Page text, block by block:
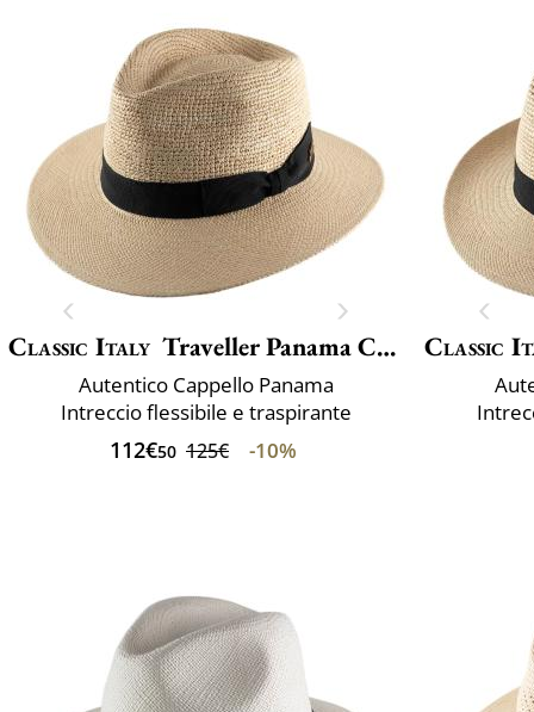
Classic Italy Traveller Panama Crochet
Autentico Cappello Panama
Intreccio flessibile e traspirante
112€50 125€ -10%
Classic